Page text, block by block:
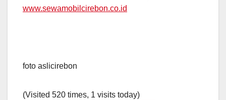
www.sewamobilcirebon.co.id
foto aslicirebon
(Visited 520 times, 1 visits today)